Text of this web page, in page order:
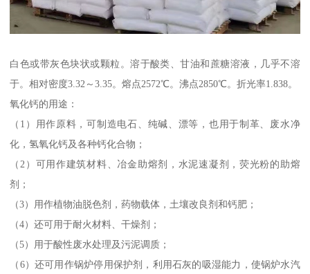
白色或带灰色块状或颗粒。溶于酸类、甘油和蔗糖溶液，几乎不溶
于。相对密度3.32～3.35。熔点2572℃。沸点2850℃。折光率1.838。
氧化钙的用途：
（1）用作原料，可制造电石、纯碱、漂等，也用于制革、废水净
化，氢氧化钙及各种钙化合物；
（2）可用作建筑材料、冶金助熔剂，水泥速凝剂，荧光粉的助熔
剂；
（3）用作植物油脱色剂，药物载体，土壤改良剂和钙肥；
（4）还可用于耐火材料、干燥剂；
（5）用于酸性废水处理及污泥调质；
（6）还可用作锅炉停用保护剂，利用石灰的吸湿能力，使锅炉水汽